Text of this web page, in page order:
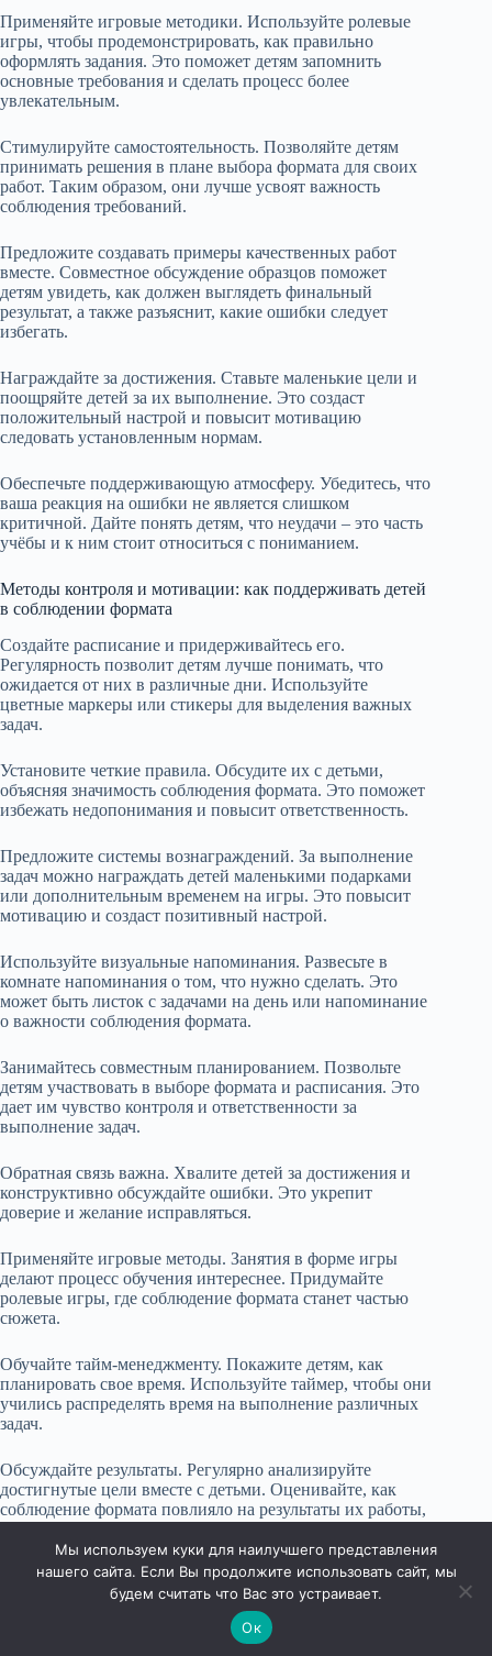
Применяйте игровые методики. Используйте ролевые
игры, чтобы продемонстрировать, как правильно
оформлять задания. Это поможет детям запомнить
основные требования и сделать процесс более
увлекательным.
Стимулируйте самостоятельность. Позволяйте детям
принимать решения в плане выбора формата для своих
работ. Таким образом, они лучше усвоят важность
соблюдения требований.
Предложите создавать примеры качественных работ
вместе. Совместное обсуждение образцов поможет
детям увидеть, как должен выглядеть финальный
результат, а также разъяснит, какие ошибки следует
избегать.
Награждайте за достижения. Ставьте маленькие цели и
поощряйте детей за их выполнение. Это создаст
положительный настрой и повысит мотивацию
следовать установленным нормам.
Обеспечьте поддерживающую атмосферу. Убедитесь, что
ваша реакция на ошибки не является слишком
критичной. Дайте понять детям, что неудачи – это часть
учёбы и к ним стоит относиться с пониманием.
Методы контроля и мотивации: как поддерживать детей
в соблюдении формата
Создайте расписание и придерживайтесь его.
Регулярность позволит детям лучше понимать, что
ожидается от них в различные дни. Используйте
цветные маркеры или стикеры для выделения важных
задач.
Установите четкие правила. Обсудите их с детьми,
объясняя значимость соблюдения формата. Это поможет
избежать недопонимания и повысит ответственность.
Предложите системы вознаграждений. За выполнение
задач можно награждать детей маленькими подарками
или дополнительным временем на игры. Это повысит
мотивацию и создаст позитивный настрой.
Используйте визуальные напоминания. Развесьте в
комнате напоминания о том, что нужно сделать. Это
может быть листок с задачами на день или напоминание
о важности соблюдения формата.
Занимайтесь совместным планированием. Позвольте
детям участвовать в выборе формата и расписания. Это
дает им чувство контроля и ответственности за
выполнение задач.
Обратная связь важна. Хвалите детей за достижения и
конструктивно обсуждайте ошибки. Это укрепит
доверие и желание исправляться.
Применяйте игровые методы. Занятия в форме игры
делают процесс обучения интереснее. Придумайте
ролевые игры, где соблюдение формата станет частью
сюжета.
Обучайте тайм-менеджменту. Покажите детям, как
планировать свое время. Используйте таймер, чтобы они
учились распределять время на выполнение различных
задач.
Обсуждайте результаты. Регулярно анализируйте
достигнутые цели вместе с детьми. Оценивайте, как
соблюдение формата повлияло на результаты их работы,
процесса.Мы используем куки для наилучшего представления
нашего сайта. Если Вы продолжите использовать сайт, мы
будем считать что Вас это устраивает.
Ок